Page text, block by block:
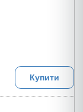
Купити